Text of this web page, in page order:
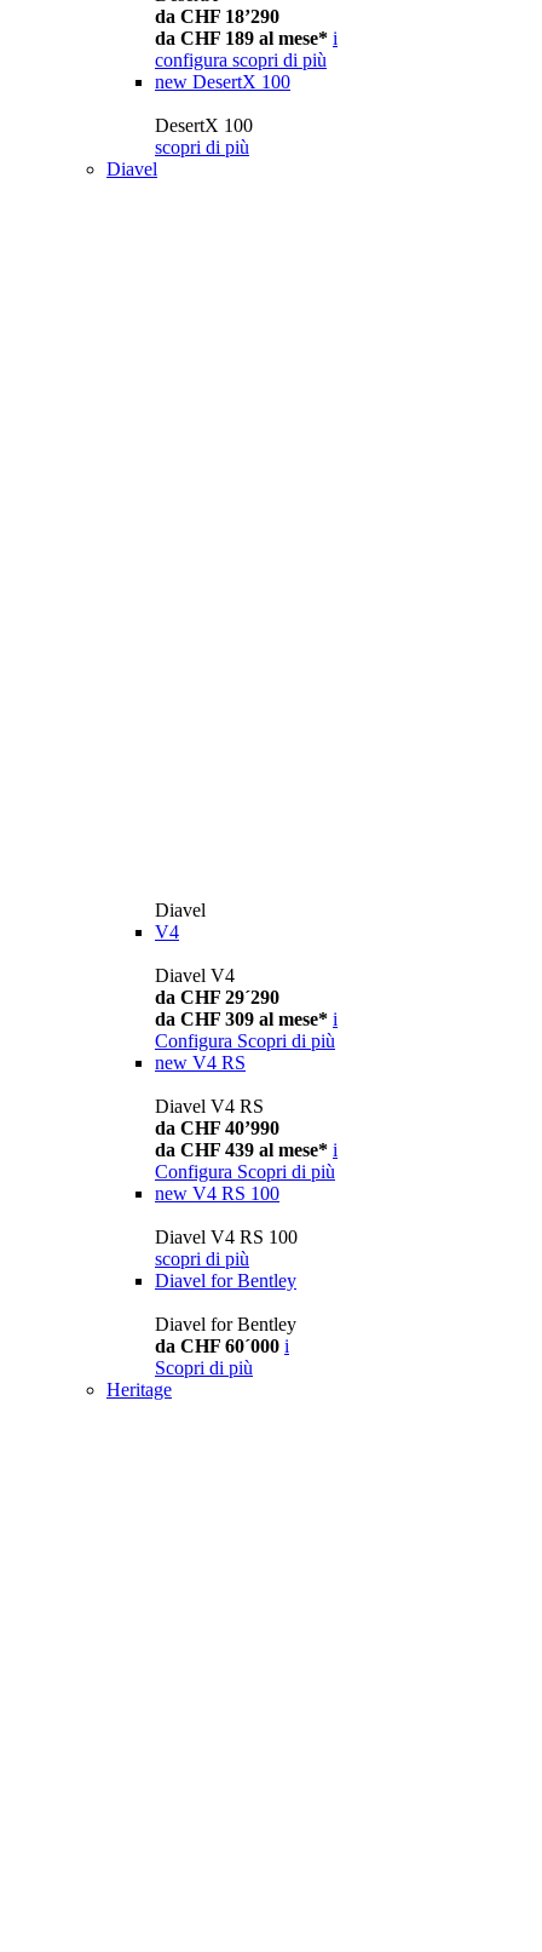
da CHF 18’290
da CHF 189 al mese* i
configura scopri di più
new DesertX 100
DesertX 100
scopri di più
Diavel
Diavel
V4
Diavel V4
da CHF 29´290
da CHF 309 al mese* i
Configura Scopri di più
new V4 RS
Diavel V4 RS
da CHF 40’990
da CHF 439 al mese* i
Configura Scopri di più
new V4 RS 100
Diavel V4 RS 100
scopri di più
Diavel for Bentley
Diavel for Bentley
da CHF 60´000 i
Scopri di più
Heritage